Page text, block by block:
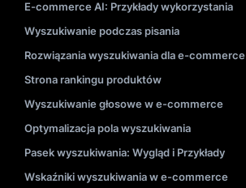
E-commerce AI: Przykłady wykorzystania
Wyszukiwanie podczas pisania
Rozwiązania wyszukiwania dla e-commerce
Strona rankingu produktów
Wyszukiwanie głosowe w e-commerce
Optymalizacja pola wyszukiwania
Pasek wyszukiwania: Wygląd i Przykłady
Wskaźniki wyszukiwania w e-commerce